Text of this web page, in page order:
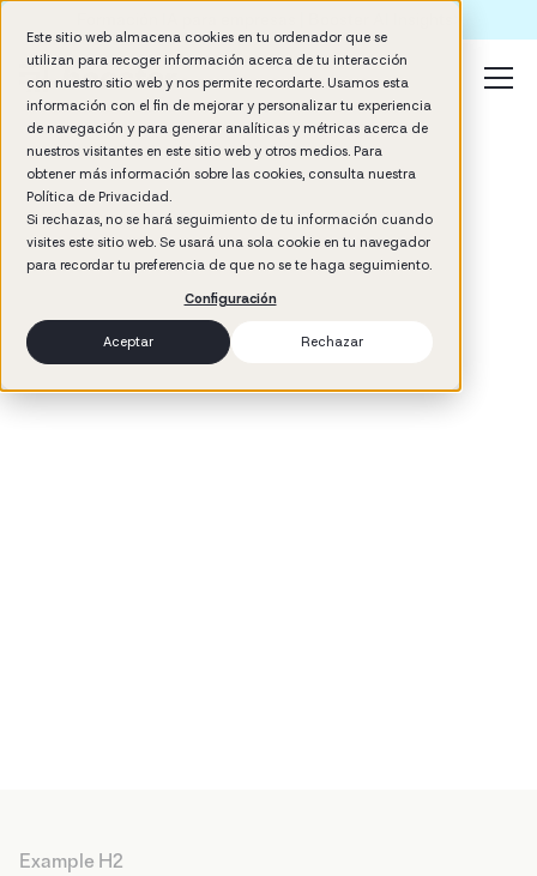
Este sitio web almacena cookies en tu ordenador que se
utilizan para recoger información acerca de tu interacción
con nuestro sitio web y nos permite recordarte. Usamos esta
información con el fin de mejorar y personalizar tu experiencia
de navegación y para generar analíticas y métricas acerca de
nuestros visitantes en este sitio web y otros medios. Para
obtener más información sobre las cookies, consulta nuestra
Política de Privacidad.
Si rechazas, no se hará seguimiento de tu información cuando
visites este sitio web. Se usará una sola cookie en tu navegador
para recordar tu preferencia de que no se te haga seguimiento.
Configuración
Aceptar Rechazar
min read
Example H2